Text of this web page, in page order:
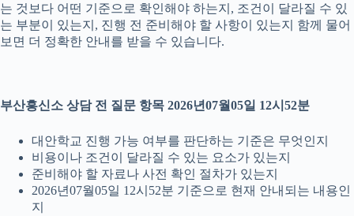
는 것보다 어떤 기준으로 확인해야 하는지, 조건이 달라질 수 있
는 부분이 있는지, 진행 전 준비해야 할 사항이 있는지 함께 물어
보면 더 정확한 안내를 받을 수 있습니다.
부산흥신소 상담 전 질문 항목 2026년07월05일 12시52분
대안학교 진행 가능 여부를 판단하는 기준은 무엇인지
비용이나 조건이 달라질 수 있는 요소가 있는지
준비해야 할 자료나 사전 확인 절차가 있는지
2026년07월05일 12시52분 기준으로 현재 안내되는 내용인
지